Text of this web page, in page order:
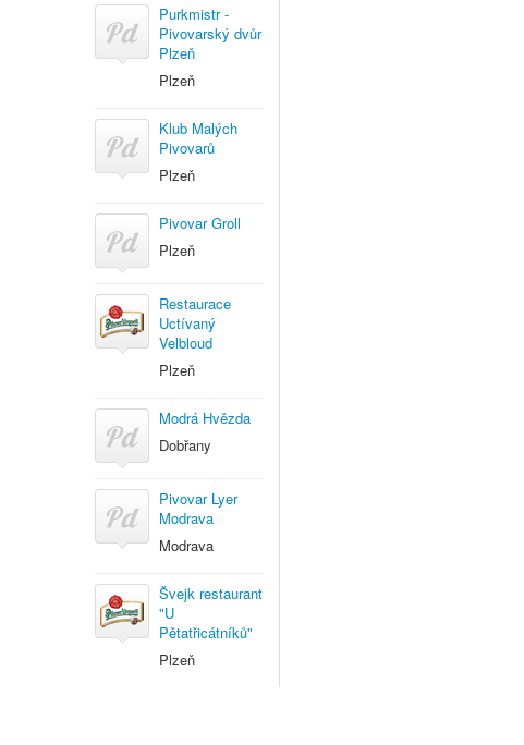
Purkmistr -
Pivovarský dvůr
Plzeň
Plzeň
Klub Malých
Pivovarů
Plzeň
Pivovar Groll
Plzeň
Restaurace
Uctívaný
Velbloud
Plzeň
Modrá Hvězda
Dobřany
Pivovar Lyer
Modrava
Modrava
Švejk restaurant
"U
Pětatřicátníků"
Plzeň